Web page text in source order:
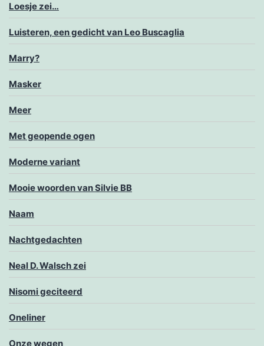
Loesje zei…
Luisteren, een gedicht van Leo Buscaglia
Marry?
Masker
Meer
Met geopende ogen
Moderne variant
Mooie woorden van Silvie BB
Naam
Nachtgedachten
Neal D. Walsch zei
Nisomi geciteerd
Oneliner
Onze wegen